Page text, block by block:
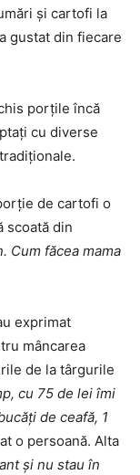
și cartofi la
gustat din fiecare
porțile încă
cu diverse
de cartofi o
scoată din
Cum făcea mama
exprimat
mâncarea
de la târgurile
cu 75 de lei îmi
de ceafă, 1
o persoană. Alta
și nu stau în